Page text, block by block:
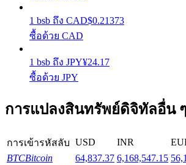
Launchpool
1 bsb ถึง CAD$0.21373
ซื้อด้วย CAD
1 bsb ถึง JPY¥24.17
ซื้อด้วย JPY
การแปลงสินทรัพย์ดิจิทัลอื่น
การเข้ารหัสลับ USD INR
BTCBitcoin 64,837.37 6,168,547.15